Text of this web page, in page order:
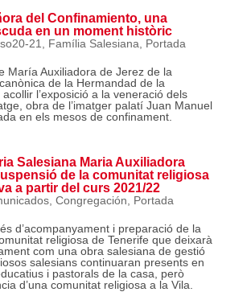
del Confinamiento, una
en un moment històric
21 Família Salesiana Portada
María Auxiliadora de Jerez de la
de la Hermandad de la
l’exposició a la veneració dels
obra de l’imatger palatí Juan Manuel
en els mesos de confinament.
Salesiana Maria Auxiliadora
de la comunitat religiosa
a partir del curs 2021/22
, Congregación Portada
d’acompanyament i preparació de la
religiosa de Tenerife que deixarà
com una obra salesiana de gestió
salesians continuaran presents en
i pastorals de la casa, però
d’una comunitat religiosa a la Vila.